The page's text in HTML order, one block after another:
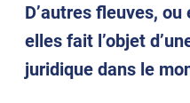
D’autres fleuves,
elles fait l’objet
juridique dans le